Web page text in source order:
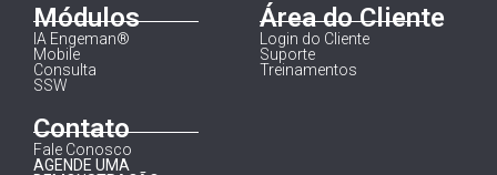
Módulos
IA Engeman®
Mobile
Consulta
SSW
Área do Cliente
Login do Cliente
Suporte
Treinamentos
Contato
Fale Conosco
AGENDE UMA